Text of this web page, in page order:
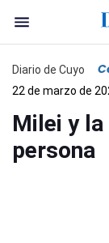
Diario de Cuyo
22 de marzo de
Milei y
persona